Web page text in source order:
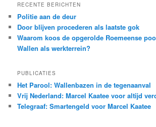
RECENTE BERICHTEN
Politie aan de deur
Door blijven procederen als laatste gok
Waarom koos de opgerolde Roemeense
Wallen als werkterrein?
PUBLICATIES
Het Parool: Wallenbazen in de tegenaanval
Vrij Nederland: Marcel Kaatee voor altijd
Telegraaf: Smartengeld voor Marcel Kaatee